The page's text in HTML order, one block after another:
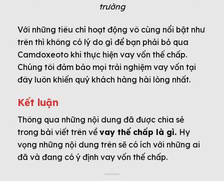
trường
Với những tiêu chí hoạt động vô cùng nổi bật như
trên thì không có lý do gì để bạn phải bỏ qua
Camdoxeoto khi thực hiện vay vốn thế chấp.
Chúng tôi đảm bảo mọi trải nghiệm vay vốn tại
đây luôn khiến quý khách hàng hài lòng nhất.
Kết luận
Thông qua những nội dung đã được chia sẻ
trong bài viết trên về vay thế chấp là gì. Hy
vọng những nội dung trên sẽ có ích với những ai
đã và đang có ý định vay vốn thế chấp.